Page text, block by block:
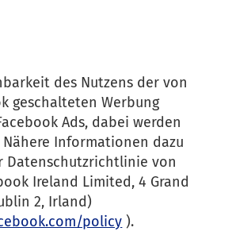
des Nutzens der von
geschalteten Werbung
Ads, dabei werden
Nähere Informationen dazu
Datenschutzrichtlinie von
Ireland Limited, 4 Grand
2, Irland)
policy ).